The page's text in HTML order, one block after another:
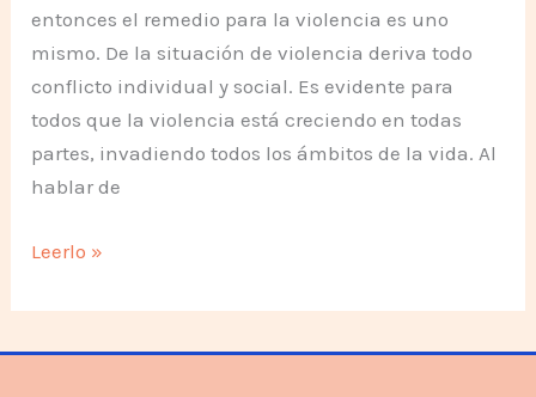
entonces el remedio para la violencia es uno
mismo. De la situación de violencia deriva todo
conflicto individual y social. Es evidente para
todos que la violencia está creciendo en todas
partes, invadiendo todos los ámbitos de la vida. Al
hablar de
La
tiene
remedio
Leerlo »